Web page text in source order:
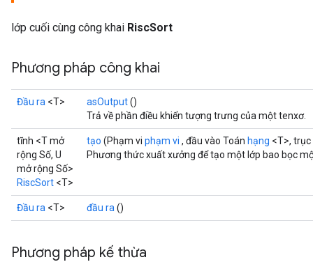
lớp cuối cùng công khai RiscSort
Phương pháp công khai
Đầu ra <T> asOutput()
Trả về phần điều khiển tượng trưng của một tenxơ.
tĩnh <T mở
rộng Số, U
mở rộng Số>
RiscSort <T>
tạo (Phạm vi phạm vi , đầu vào Toán hạng <T>,
Phương thức xuất xưởng để tạo một lớp bao bọc
Đầu ra <T> đầu ra ()
Phương pháp kế thừa